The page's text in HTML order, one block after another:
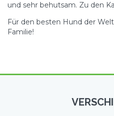
und sehr behutsam. Zu den
Für den besten Hund der
Familie!